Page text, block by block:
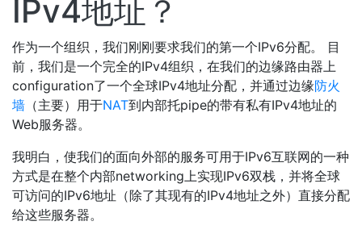
IPv4地址？
作为一个组织，我们刚刚要求我们的第一个IPv6分配。 目
前，我们是一个完全的IPv4组织，在我们的边缘路由器上
configuration了一个全球IPv4地址分配，并通过边缘防火
墙 （主要）用于NAT到内部托pipe的带有私有IPv4地址的
Web服务器。
我明白，使我们的面向外部的服务可用于IPv6互联网的一种
方式是在整个内部networking上实现IPv6双栈，并将全球
可访问的IPv6地址（除了其现有的IPv4地址之外）直接分配
给这些服务器。